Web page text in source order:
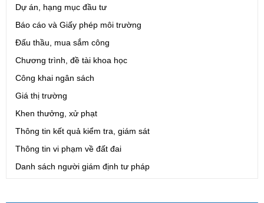
Dự án, hạng mục đầu tư
Báo cáo và Giấy phép môi trường
Đấu thầu, mua sắm công
Chương trình, đề tài khoa học
Công khai ngân sách
Giá thị trường
Khen thưởng, xử phạt
Thông tin kết quả kiểm tra, giám sát
Thông tin vi phạm về đất đai
Danh sách người giám định tư pháp